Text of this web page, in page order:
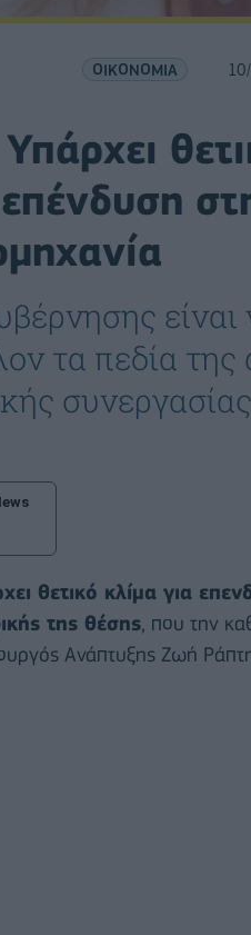
ΟΙΚΟΝΟΜΙΑ
είναι
τα πεδία
θετικό κλίμα για
της θέσης , που την
Ανάπτυξης Ζωή